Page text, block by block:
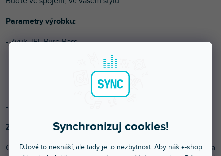
Synchronizuj cookies!
DJové to nesnáší, ale tady je to nezbytnost. Aby náš e-shop
Parametry výrobku:
- Zvuk JBL Pure Bass
- Aktivní potlačení hluku s technologií Smart Ambient
- 4 mikrofony pro perfektní hovory
- Až 32 hodinová výdrž baterie
- Odolnost vůči vodě & potu
- Drží v uchu pohodlně po celý den
- Aplikace JBL Headphones
Zvuk JBL Pure Bass
Chytře navržené 12mm měniče a design ve formě sluchátka